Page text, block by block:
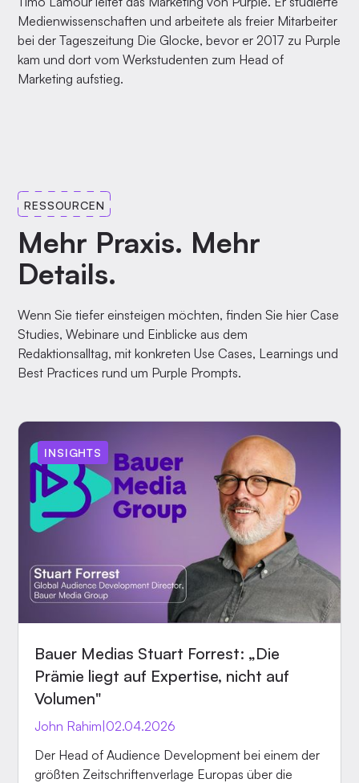
Medienwissenschaften und arbeitete als freier Mitarbeiter
bei der Tageszeitung Die Glocke, bevor er 2017 zu Purple
kam und dort vom Werkstudenten zum Head of
Marketing aufstieg.
RESSOURCEN
Mehr Praxis. Mehr
Details.
Wenn Sie tiefer einsteigen möchten, finden Sie hier Case
Studies, Webinare und Einblicke aus dem
Redaktionsalltag, mit konkreten Use Cases, Learnings und
Best Practices rund um Purple Prompts.
INSIGHTS
Bauer Medias Stuart Forrest: „Die
Prämie liegt auf Expertise, nicht auf
Volumen"
John Rahim|02.04.2026
Der Head of Audience Development bei einem der
größten Zeitschriftenverlage Europas über die